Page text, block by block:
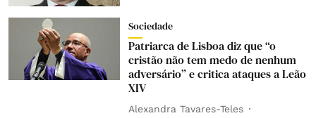
Sociedade
Patriarca de Lisboa diz que “o
cristão não tem medo de nenhum
adversário” e critica ataques a Leão
XIV
Alexandra Tavares-Teles